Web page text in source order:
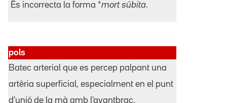
És incorrecta la forma *mort súbita.
pols
Batec arterial que es percep palpant una
artèria superficial, especialment en el punt
d'unió de la mà amb l'avantbraç.